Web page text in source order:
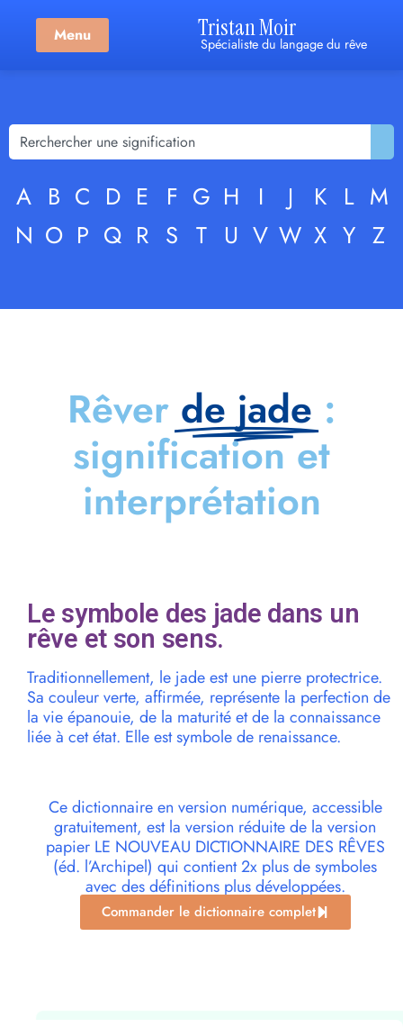
Menu Tristan Moir
Spécialiste du langage du rêve
A B C D E F G H I J K L M
N O P Q R S T U V W X Y Z
Rêver de jade :
signification et
interprétation
Le symbole des jade dans un
rêve et son sens.
Traditionnellement, le jade est une pierre protectrice.
Sa couleur verte, affirmée, représente la perfection de
la vie épanouie, de la maturité et de la connaissance
liée à cet état. Elle est symbole de renaissance.
Ce dictionnaire en version numérique, accessible
gratuitement, est la version réduite de la version
papier LE NOUVEAU DICTIONNAIRE DES RÊVES
(éd. l’Archipel) qui contient 2x plus de symboles
avec des définitions plus développées.
Commander le dictionnaire complet